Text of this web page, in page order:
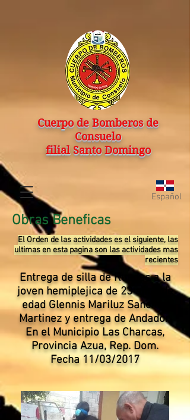
Cuerpo de Bomberos de
Consuelo
filial Santo Domingo
Español
Obras Beneficas
El Orden de las actividades es el siguiente, las
ultimas en esta pagina son las actividades mas
recientes
Entrega de silla de Ruedas a la
joven hemiplejica de 23años de
edad Glennis Mariluz Sanchez
Martinez y entrega de Andador,
En el Municipio Las Charcas,
Provincia Azua, Rep. Dom.
Fecha 11/03/2017